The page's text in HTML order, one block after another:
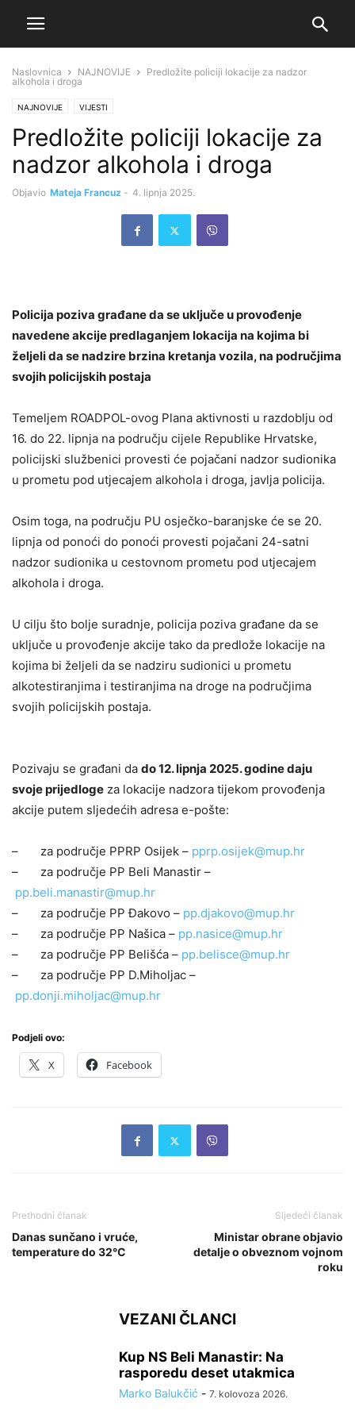
Naslovnica NAJNOVIJE
Predložite policiji lokacije za nadzor
alkohola i droga
NAJNOVIJE VIJESTI
Predložite policiji lokacije za
nadzor alkohola i droga
Objavio Mateja Francuz - 4. lipnja 2025.
Policija poziva građane da se uključe u provođenje
navedene akcije predlaganjem lokacija na kojima bi
željeli da se nadzire brzina kretanja vozila, na područjima
svojih policijskih postaja
Temeljem ROADPOL-ovog Plana aktivnosti u razdoblju od
16. do 22. lipnja na području cijele Republike Hrvatske,
policijski službenici provesti će pojačani nadzor sudionika
u prometu pod utjecajem alkohola i droga, javlja policija.
Osim toga, na području PU osječko-baranjske će se 20.
lipnja od ponoći do ponoći provesti pojačani 24-satni
nadzor sudionika u cestovnom prometu pod utjecajem
alkohola i droga.
U cilju što bolje suradnje, policija poziva građane da se
uključe u provođenje akcije tako da predlože lokacije na
kojima bi željeli da se nadziru sudionici u prometu
alkotestiranjima i testiranjima na droge na područjima
svojih policijskih postaja.
Pozivaju se građani da do 12. lipnja 2025. godine daju
svoje prijedloge za lokacije nadzora tijekom provođenja
akcije putem sljedećih adresa e-pošte:
– za područje PPRP Osijek – pprp.osijek@mup.hr
– za područje PP Beli Manastir –
pp.beli.manastir@mup.hr
– za područje PP Đakovo – pp.djakovo@mup.hr
– za područje PP Našica – pp.nasice@mup.hr
– za područje PP Belišća – pp.belisce@mup.hr
– za područje PP D.Miholjac –
pp.donji.miholjac@mup.hr
Podjeli ovo:
X Facebook
Prethodni članak
Danas sunčano i vruće,
temperature do 32°C
Sljedeći članak
Ministar obrane objavio
detalje o obveznom vojnom
roku
VEZANI ČLANCI
Kup NS Beli Manastir: Na
rasporedu deset utakmica
Marko Balukčić - 7. kolovoza 2026.